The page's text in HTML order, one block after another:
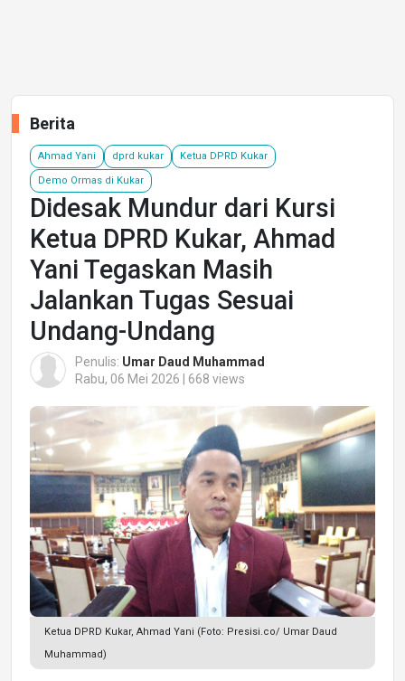
Berita
Ahmad Yani dprd kukar Ketua DPRD Kukar
Demo Ormas di Kukar
Didesak Mundur dari Kursi
Ketua DPRD Kukar, Ahmad
Yani Tegaskan Masih
Jalankan Tugas Sesuai
Undang-Undang
Penulis: Umar Daud Muhammad
Rabu, 06 Mei 2026 | 668 views
Ketua DPRD Kukar, Ahmad Yani (Foto: Presisi.co/ Umar Daud
Muhammad)